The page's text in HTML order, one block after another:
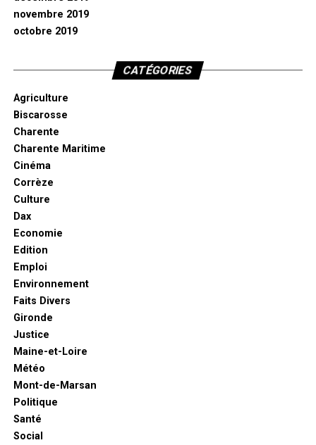
novembre 2019
octobre 2019
CATÉGORIES
Agriculture
Biscarosse
Charente
Charente Maritime
Cinéma
Corrèze
Culture
Dax
Economie
Edition
Emploi
Environnement
Faits Divers
Gironde
Justice
Maine-et-Loire
Météo
Mont-de-Marsan
Politique
Santé
Social